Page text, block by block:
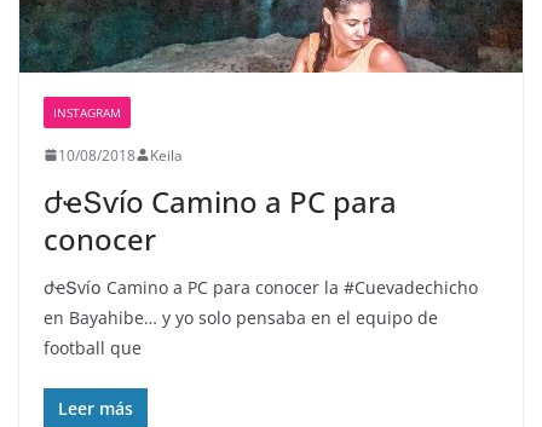
INSTAGRAM
10/08/2018 Keila
ժҽՏѵíօ️ Camino a PC para
conocer
ժҽՏѵíօ️ Camino a PC para conocer la #Cuevadechicho
en Bayahibe… y yo solo pensaba en el equipo de
football que
Leer más